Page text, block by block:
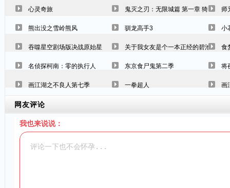
心灵奇旅 鬼灭之刃：无限城篇 第一章 猗窝座再
师
熊出没之雪岭熊风 驯龙高手3 小
吞噬星空剧场版决战原始星 关于我女友是个一本正经的碧池这件事
食
名侦探柯南：零的执行人 东京食尸鬼第二季 将
画江湖之不良人第七季 一拳超人 画
网友评论
我也来说说：